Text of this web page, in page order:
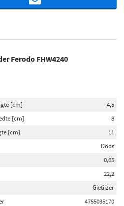
Ferodo FHW4240
[cm]
4,5
[cm]
8
[cm]
11
Doos
0,65
22,2
Gietijzer
4755035170